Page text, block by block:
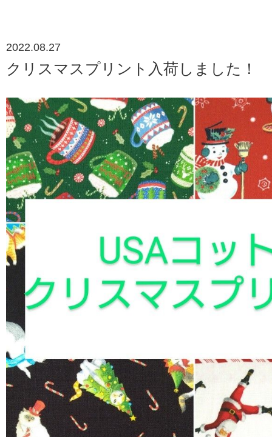
2022.08.27
クリスマスプリント入荷しました！